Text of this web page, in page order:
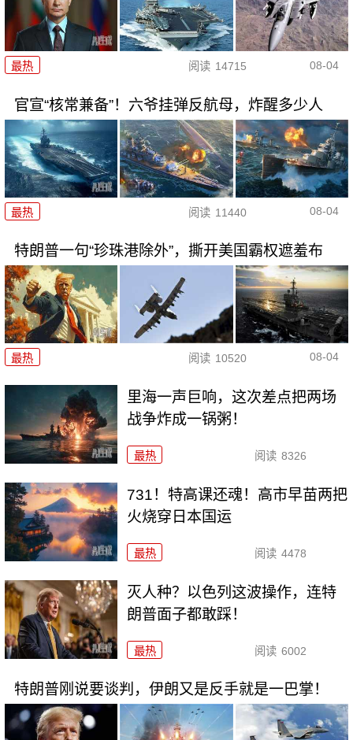
最热 阅读 14715 08-04
官宣“核常兼备”！六爷挂弹反航母，炸醒多少人
最热 阅读 11440 08-04
特朗普一句“珍珠港除外”，撕开美国霸权遮羞布
最热 阅读 10520 08-04
里海一声巨响，这次差点把两场
战争炸成一锅粥！
最热 阅读 8326
731！特高课还魂！高市早苗两把
火烧穿日本国运
最热 阅读 4478
灭人种？以色列这波操作，连特
朗普面子都敢踩！
最热 阅读 6002
特朗普刚说要谈判，伊朗又是反手就是一巴掌！